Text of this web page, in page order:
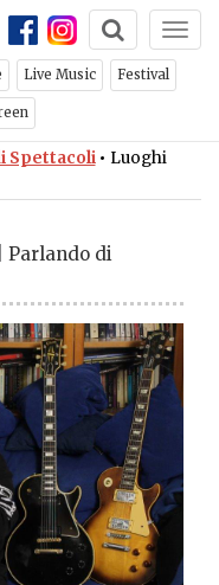
Live Music Festival
Spettacoli • Luoghi
Parlando di